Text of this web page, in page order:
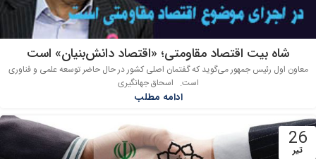
شاه بیت اقتصاد مقاومتی؛ «اقتصاد دانش‌بنیان» است
معاون اول رئیس جمهور می‌گوید که گفتمان اصلی کشور در حال حاضر توسعه علمی و فناوری
است. اسحاق جهانگیری
ادامه مطلب
26
تیر